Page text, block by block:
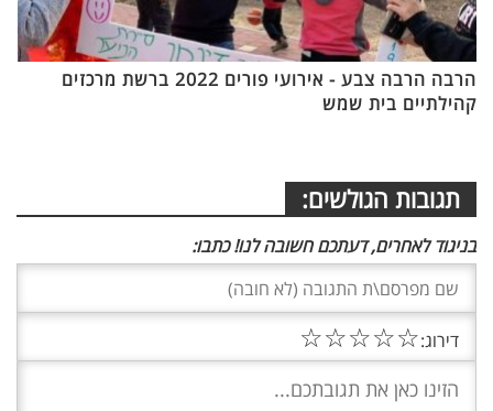
הרבה הרבה צבע - אירועי פורים 2022 ברשת מרכזים
קהילתיים בית שמש
תגובות הגולשים:
בניגוד לאחרים, דעתכם חשובה לנו! כתבו:
דירוג:☆
☆
☆
☆
☆